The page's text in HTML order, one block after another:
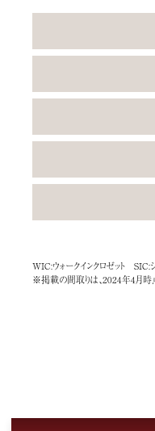
WIC:ウォークインクロゼット SIC:
※掲載の間取りは、2024年4月時